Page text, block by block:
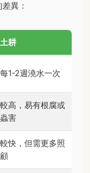
異：
土耕
每1-2週澆水一次
較高，易有根腐或
蟲害
較快，但需更多照
顧